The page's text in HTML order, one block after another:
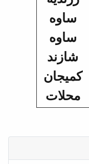
ساوه
ساوه
شازند
کمیجان
محلات